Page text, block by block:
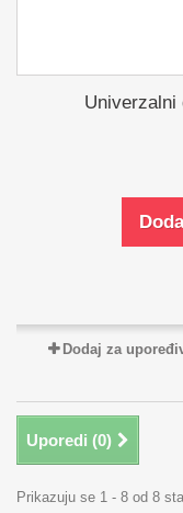
Univerzalni
Dodaj za
Uporedi (0)
Prikazuju se 1 - 8 od 8